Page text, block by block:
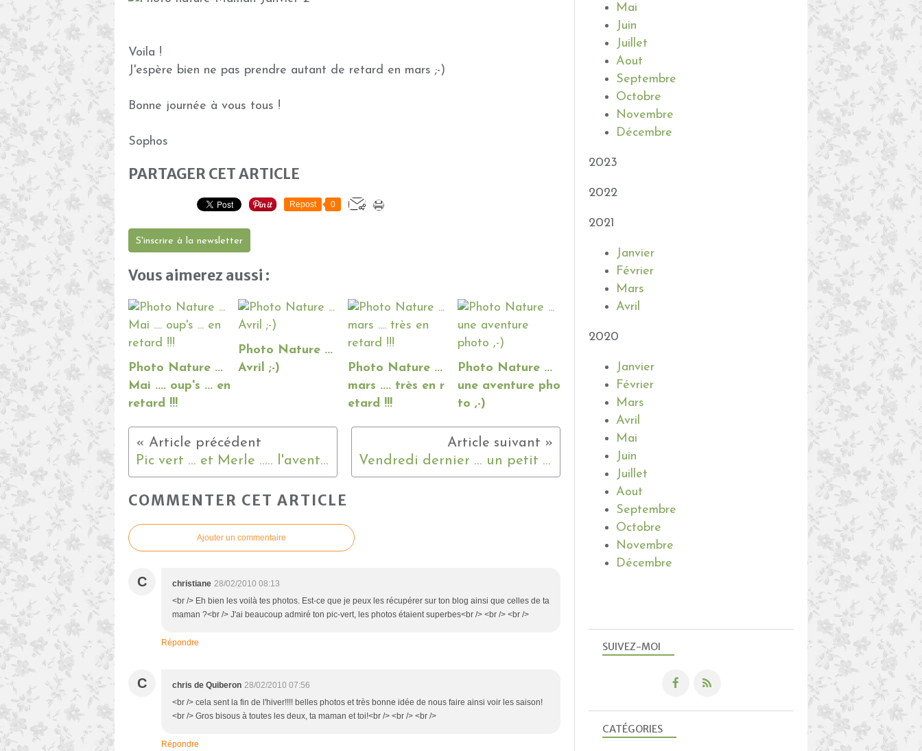
Voila !
J'espère bien ne pas prendre autant de retard en mars ;-)
Bonne journée à vous tous !
Sophos
PARTAGER CET ARTICLE
Repost 0
S'inscrire à la newsletter
Vous aimerez aussi :
Photo Nature ...
Mai .... oup's ... en
retard !!!
Photo Nature ...
Avril ;-)
Photo Nature ...
mars .... très en r
etard !!!
Photo Nature ...
une aventure pho
to ,-)
Pic vert ... et Merle ..... l'aventure continue ;-) Vendredi dernier ... un petit tour au jardin ;-)
COMMENTER CET ARTICLE
Ajouter un commentaire
C christiane 28/02/2010 08:13
<br /> Eh bien les voilà tes photos. Est-ce que je peux les récupérer sur ton blog ainsi que celles de ta
maman ?<br /> J'ai beaucoup admiré ton pic-vert, les photos étaient superbes<br /> <br /> <br />
Répondre
C chris de Quiberon 28/02/2010 07:56
<br /> cela sent la fin de l'hiver!!!! belles photos et très bonne idée de nous faire ainsi voir les saison!
<br /> Gros bisous à toutes les deux, ta maman et toi!<br /> <br /> <br />
Répondre
SUIVEZ-MOI
CATÉGORIES
Mai
Juin
Juillet
Aout
Septembre
Octobre
Novembre
Décembre
2023
2022
2021
Janvier
Février
Mars
Avril
2020
Janvier
Février
Mars
Avril
Mai
Juin
Juillet
Aout
Septembre
Octobre
Novembre
Décembre